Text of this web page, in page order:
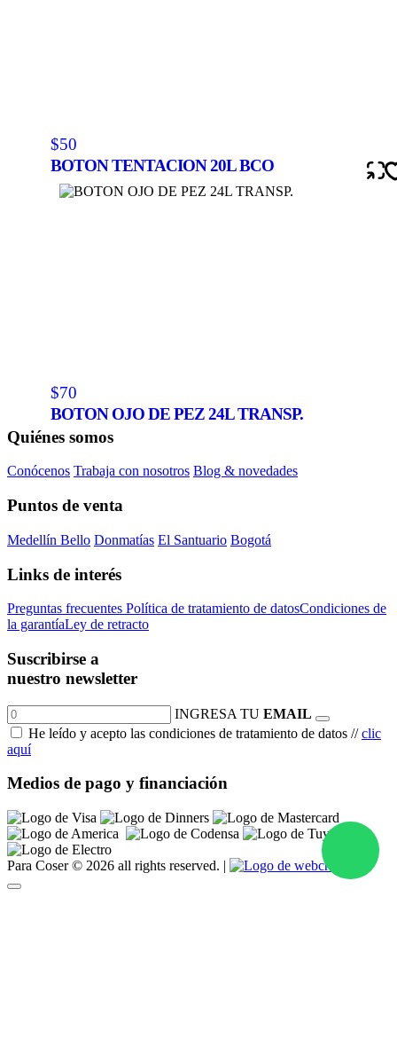
$50
BOTON TENTACION 20L BCO
$70
BOTON OJO DE PEZ 24L TRANSP.
Quiénes somos
Conócenos Trabaja con nosotros Blog & novedades
Puntos de venta
Medellín Bello Donmatías El Santuario Bogotá
Links de interés
Preguntas frecuentes Política de tratamiento de datosCondiciones de
la garantíaLey de retracto
Suscribirse a
nuestro newsletter
INGRESA TU EMAIL
He leído y acepto las condiciones de tratamiento de datos //clic
aquí
Medios de pago y financiación
Para Coser © 2026 all rights reserved. |